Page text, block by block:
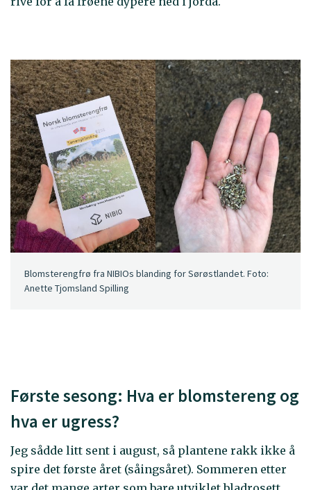
Blomsterengfrø fra NIBIOs blanding for Sørøstlandet. Foto:
Anette Tjomsland Spilling
Første sesong: Hva er blomstereng og
hva er ugress?
Jeg sådde litt sent i august, så plantene rakk ikke å
spire det første året (såingsåret). Sommeren etter